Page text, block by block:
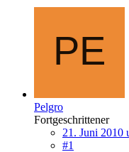
Pelgro
Fortgeschrittener
21. Juni 2010
#1